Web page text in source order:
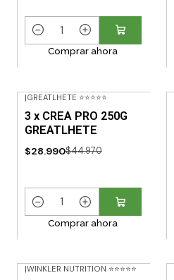
t
i
d
d
Comprar ahora
|GREATLHETE ⭐⭐⭐⭐⭐
3 x CREA PRO 250G
GREATLHETE
$28.990$44.970
t
Comprar ahora
|WINKLER NUTRITION ⭐⭐⭐⭐⭐